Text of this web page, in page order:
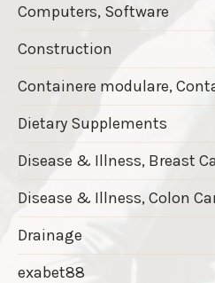
Computers, Software
Construction
Containere modulare,
Dietary Supplements
Disease & Illness, Breast
Disease & Illness, Colon
Drainage
exabet88